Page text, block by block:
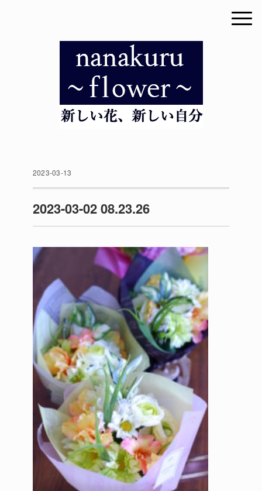
2023-03-13
2023-03-02 08.23.26